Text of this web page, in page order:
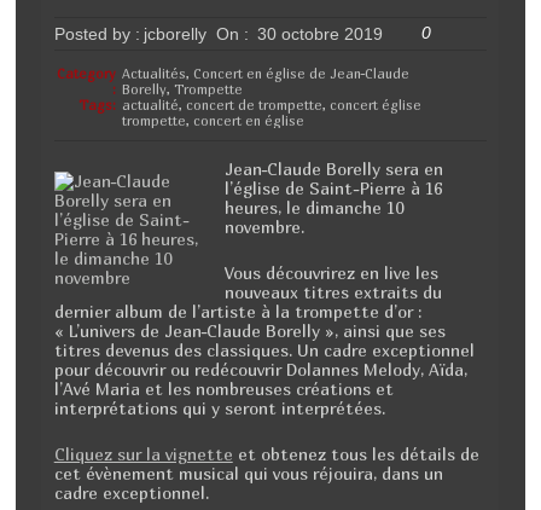
k
Posted by : jcborelly On : 30 octobre 2019 0
Category
:
Actualités, Concert en église de Jean-Claude
Borelly, Trompette
Tags: actualité, concert de trompette, concert église
trompette, concert en église
Jean-Claude Borelly sera en
l’église de Saint-Pierre à 16
heures, le dimanche 10
novembre.
Vous découvrirez en live les
nouveaux titres extraits du
dernier album de l’artiste à la trompette d’or :
« L’univers de Jean-Claude Borelly », ainsi que ses
titres devenus des classiques. Un cadre exceptionnel
pour découvrir ou redécouvrir Dolannes Melody, Aïda,
l’Avé Maria et les nombreuses créations et
interprétations qui y seront interprétées.
Cliquez sur la vignette et obtenez tous les détails de
cet évènement musical qui vous réjouira, dans un
cadre exceptionnel.